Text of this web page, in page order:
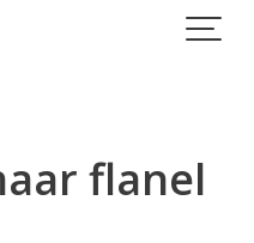
flanel